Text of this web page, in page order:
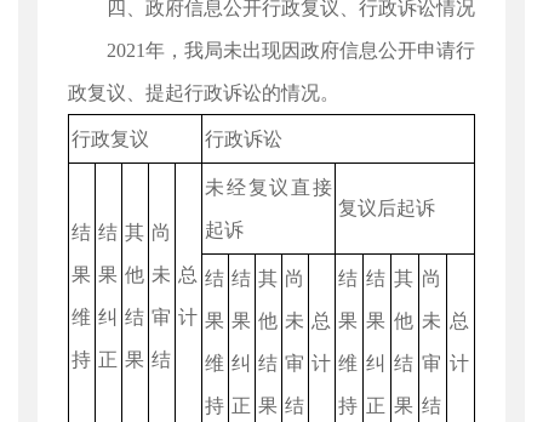
四、政府信息公开行政复议、行政诉讼情况
2021年，我局未出现因政府信息公开申请行
政复议、提起行政诉讼的情况。
行政复议 行政诉讼
结
果
维
持
结
果
纠
正
其
他
结
果
尚
未
审
结
总
计
未经复议直接
起诉
复议后起诉
结
果
维
持
结
果
纠
正
其
他
结
果
尚
未
审
结
总
计
结
果
维
持
结
果
纠
正
其
他
结
果
尚
未
审
结
总
计